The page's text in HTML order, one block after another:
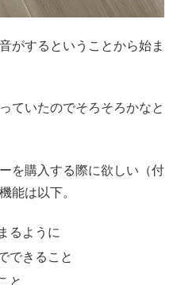
がするということから始ま
ていたのでそろそろかなと
を購入する際に欲しい（付
能は以下。
るように
できること
と